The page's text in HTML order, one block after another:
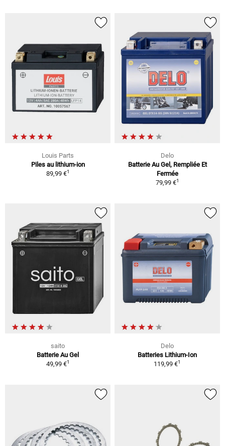
Louis Parts
Piles au lithium-ion
89,99 €1
Delo
Batterie Au Gel, Rempliée Et
Fermée
79,99 €1
saito
Batterie Au Gel
49,99 €1
Delo
Batteries Lithium-Ion
119,99 €1